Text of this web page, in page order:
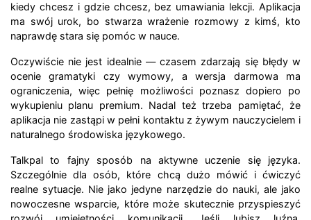
kiedy chcesz i gdzie chcesz, bez umawiania lekcji. Aplikacja
ma swój urok, bo stwarza wrażenie rozmowy z kimś, kto
naprawdę stara się pomóc w nauce.
Oczywiście nie jest idealnie — czasem zdarzają się błędy w
ocenie gramatyki czy wymowy, a wersja darmowa ma
ograniczenia, więc pełnię możliwości poznasz dopiero po
wykupieniu planu premium. Nadal też trzeba pamiętać, że
aplikacja nie zastąpi w pełni kontaktu z żywym nauczycielem i
naturalnego środowiska językowego.
Talkpal to fajny sposób na aktywne uczenie się języka.
Szczególnie dla osób, które chcą dużo mówić i ćwiczyć
realne sytuacje. Nie jako jedyne narzędzie do nauki, ale jako
nowoczesne wsparcie, które może skutecznie przyspieszyć